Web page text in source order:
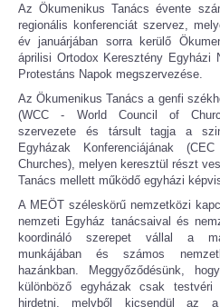
Az Ökumenikus Tanács évente
regionális konferenciát szervez,
év januárjában sorra kerülő
áprilisi Ortodox Keresztény Egyházi
Protestáns Napok megszervezése.
Az Ökumenikus Tanács a genfi
(WCC - World Council of
szervezete és társult tagja a
Egyházak Konferenciájának
Churches), melyen keresztül részt
Tanács mellett működő egyházi
A MEÖT széleskörű nemzetközi
nemzeti Egyház tanácsaival és
koordináló szerepet vállal a
munkájában és számos
hazánkban. Meggyőződésünk,
különböző egyházak csak testvéri
hirdetni, melyből kicsendül az